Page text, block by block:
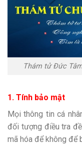
Thám tử Đức
1. Tính bảo mật
Mọi thông tin cá
đối tượng điều tra
mã hóa để không để